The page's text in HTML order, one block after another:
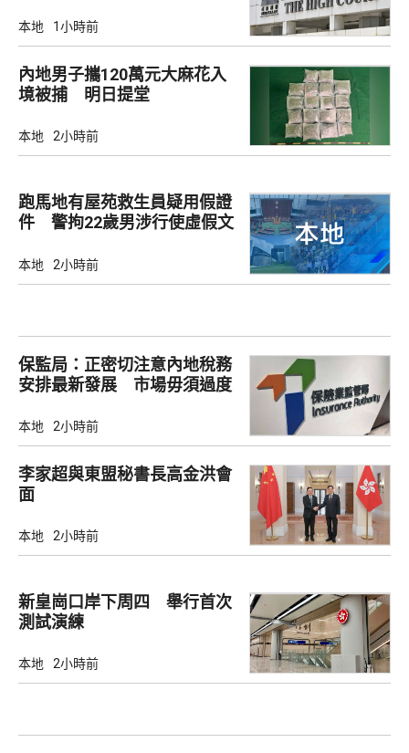
本地 1小時前
內地男子攜120萬元大麻花入
境被捕 明日提堂
本地 2小時前
跑馬地有屋苑救生員疑用假證
件 警拘22歲男涉行使虛假文
本地 2小時前
保監局：正密切注意內地稅務
安排最新發展 市場毋須過度
本地 2小時前
李家超與東盟秘書長高金洪會
面
本地 2小時前
新皇崗口岸下周四 舉行首次
測試演練
本地 2小時前